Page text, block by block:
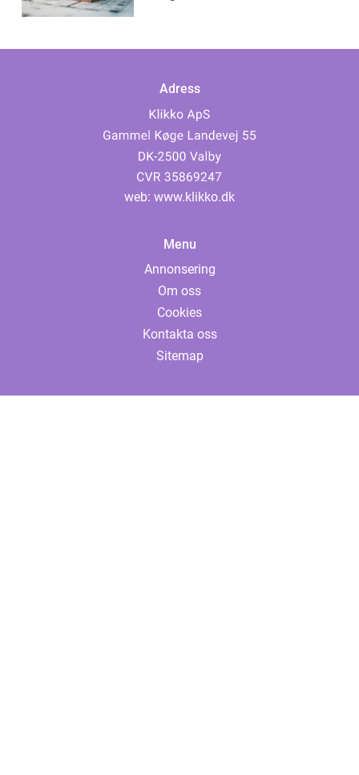
Adress
web: www.klikko.dk
Menu
Annonsering
Om oss
Cookies
Kontakta oss
Sitemap